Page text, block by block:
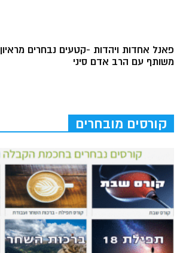
פאנל אחדות ויהדות -קטעים נבחרים מראיון
משותף עם הרב אדם סיני
קורסים מובחרים